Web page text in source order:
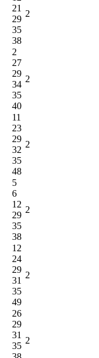
21
29
35
38
2
2
27
29
34
35
40
2
11
23
29
32
35
48
2
5
6
12
29
35
38
2
12
24
29
31
35
49
2
26
29
31
35
2